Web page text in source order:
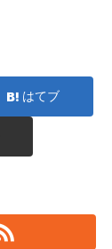
はてブ